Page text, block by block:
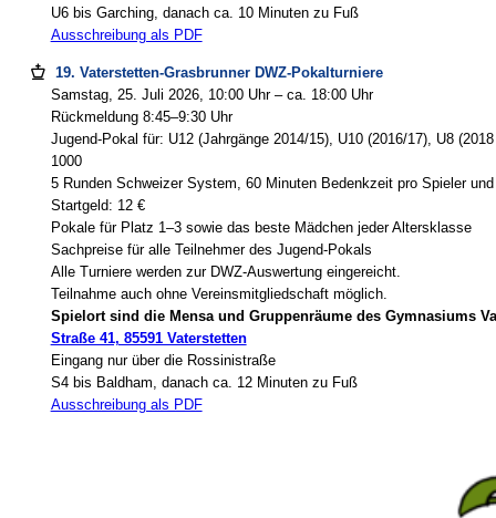
U6 bis Garching, danach ca. 10 Minuten zu Fuß
Ausschreibung als PDF
19. Vaterstetten-Grasbrunner DWZ-Pokalturniere
Samstag, 25. Juli 2026, 10:00 Uhr – ca. 18:00 Uhr
Rückmeldung 8:45–9:30 Uhr
Jugend-Pokal für: U12 (Jahrgänge 2014/15), U10 (2016/17), U8
1000
5 Runden Schweizer System, 60 Minuten Bedenkzeit pro Spieler
Startgeld: 12 €
Pokale für Platz 1–3 sowie das beste Mädchen jeder Altersklasse
Sachpreise für alle Teilnehmer des Jugend-Pokals
Alle Turniere werden zur DWZ-Auswertung eingereicht.
Teilnahme auch ohne Vereinsmitgliedschaft möglich.
Spielort sind die Mensa und Gruppenräume des Gymnasiums
Straße 41, 85591 Vaterstetten
Eingang nur über die Rossinistraße
S4 bis Baldham, danach ca. 12 Minuten zu Fuß
Ausschreibung als PDF